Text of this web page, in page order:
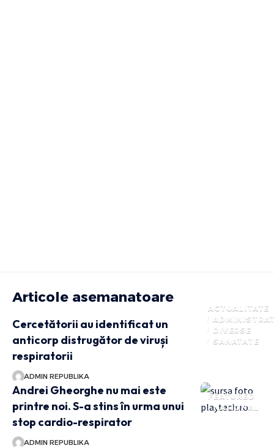
Articole asemanatoare
ACTUALITATE
DIVERSE
SANATATE
Cercetătorii au identificat un
anticorp distrugător de viruși
respiratorii
ADMIN REPUBLIKA
FEATURED
NATIONAL
Andrei Gheorghe nu mai este
printre noi. S-a stins în urma unui
stop cardio-respirator
ADMIN REPUBLIKA